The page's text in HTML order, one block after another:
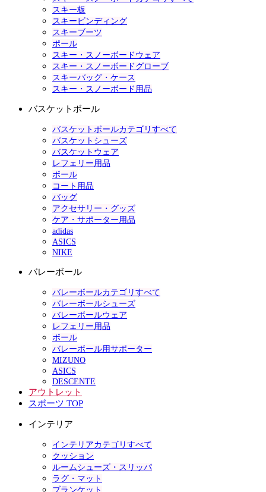
スキー板
スキービンディング
スキーブーツ
ポール
スキー・スノーボードウェア
スキー・スノーボードグローブ
スキーバッグ・ケース
スキー・スノーボード用品
バスケットボール
バスケットボールカテゴリすべて
バスケットシューズ
バスケットウェア
レフェリー用品
ボール
コート用品
バッグ
アクセサリー・グッズ
ケア・サポーター用品
adidas
ASICS
NIKE
バレーボール
バレーボールカテゴリすべて
バレーボールシューズ
バレーボールウェア
レフェリー用品
ボール
バレーボール用サポーター
MIZUNO
ASICS
DESCENTE
アウトレット
スポーツ TOP
インテリア
インテリアカテゴリすべて
クッション
ルームシューズ・スリッパ
ラグ・マット
ブランケット